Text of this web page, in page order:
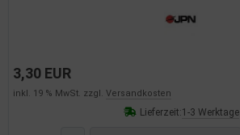
3,30 EUR
inkl. 19 % MwSt. zzgl. Versandkosten
Lieferzeit:1-3 Werktage